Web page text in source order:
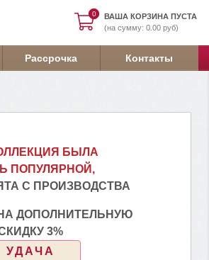
0
0
ВАША КОРЗИНА ПУСТА
(на сумму: 0.00 руб)
Рассрочка Контакты
БЫЛА
ПОПУЛЯРНОЙ,
С ПРОИЗВОДСТВА
ДОПОЛНИТЕЛЬНУЮ
3%
УДАЧА